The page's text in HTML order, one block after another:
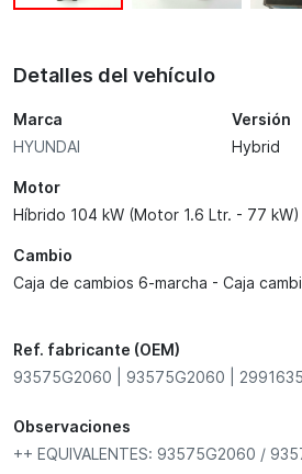
Detalles del vehículo
Marca
HYUNDAI
Versión
Hybrid
Motor
Híbrido 104 kW (Motor 1.6 Ltr. - 77 kW)
Cambio
Caja de cambios 6-marcha - Caja
Ref. fabricante (OEM)
93575G2060 | 93575G2060 |
Observaciones
++ EQUIVALENTES: 93575G2060 /